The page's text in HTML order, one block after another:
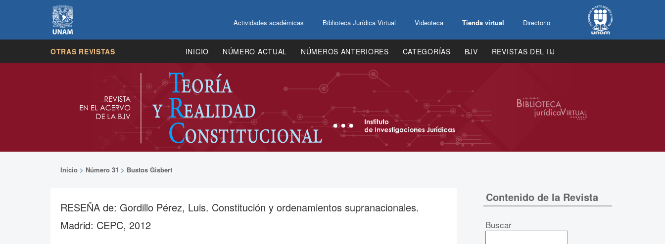
Actividades académicas Biblioteca Jurídica Virtual Videoteca Tienda virtual Directorio
OTRAS REVISTAS INICIO NÚMERO ACTUAL NÚMEROS ANTERIORES CATEGORÍAS BJV REVISTAS DEL IIJ
Inicio > Número 31 > Bustos Gisbert
RESEÑA de: Gordillo Pérez, Luis. Constitución y ordenamientos supranacionales.
Madrid: CEPC, 2012
Contenido de la Revista
Buscar